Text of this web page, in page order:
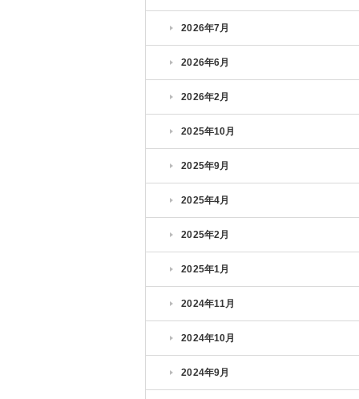
2026年7月
2026年6月
2026年2月
2025年10月
2025年9月
2025年4月
2025年2月
2025年1月
2024年11月
2024年10月
2024年9月